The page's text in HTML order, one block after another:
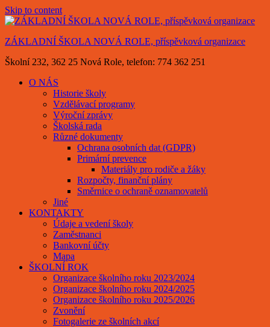
Skip to content
ZÁKLADNÍ ŠKOLA NOVÁ ROLE, příspěvková organizace
Školní 232, 362 25 Nová Role, telefon: 774 362 251
O NÁS
Historie školy
Vzdělávací programy
Výroční zprávy
Školská rada
Různé dokumenty
Ochrana osobních dat (GDPR)
Primární prevence
Materiály pro rodiče a žáky
Rozpočty, finanční plány
Směrnice o ochraně oznamovatelů
Jiné
KONTAKTY
Údaje a vedení školy
Zaměstnanci
Bankovní účty
Mapa
ŠKOLNÍ ROK
Organizace školního roku 2023/2024
Organizace školního roku 2024/2025
Organizace školního roku 2025/2026
Zvonění
Fotogalerie ze školních akcí